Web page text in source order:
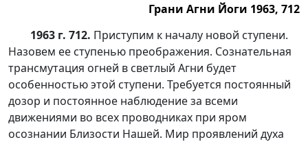
Грани Агни Йоги 1963, 712
1963 г. 712. Приступим к началу новой ступени.
Назовем ее ступенью преображения. Сознательная
трансмутация огней в светлый Агни будет
особенностью этой ступени. Требуется постоянный
дозор и постоянное наблюдение за всеми
движениями во всех проводниках при яром
осознании Близости Нашей. Мир проявлений духа